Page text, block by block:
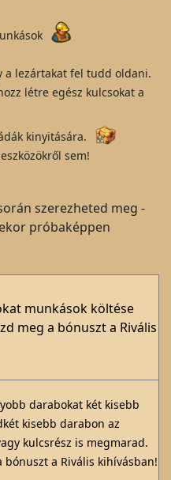
a lezártakat fel tudd oldani.
létre egész kulcsokat a
kinyitására.
sem!
szerezheted meg -
próbaképpen
munkások költése
meg a bónuszt a Rivális
darabokat két kisebb
kisebb darabon az
kulcsrész is megmarad.
bónuszt a Rivális kihívásban!